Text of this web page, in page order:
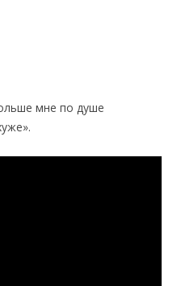
мне по душе